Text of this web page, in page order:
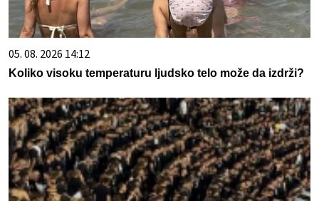
05. 08. 2026 14:12
Koliko visoku temperaturu ljudsko telo može da izdrži?